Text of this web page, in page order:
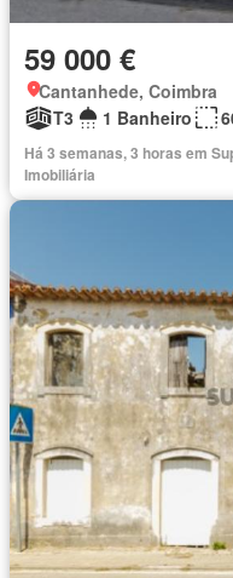
59 000 €
Cantanhede, Coimbra
T3
1 Banheiro
Há 3 semanas, 3 horas em
Imobiliária